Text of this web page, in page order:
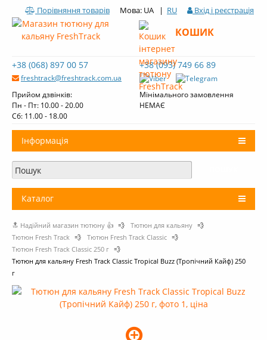
Порівняння товарів Мова: UA | RU Вхід і реєстрація
+38 (068) 897 00 57
freshtrack@freshtrack.com.ua
+38 (093) 749 66 89
Прийом дзвінків:
Пн - Пт: 10.00 - 20.00
Cб: 11.00 - 18.00
Мінімального замовлення
НЕМАЄ
КОШИК
Інформація
Про нас
Доставка і оплата
Огляди тютюну Fresh Track
Каталог
Тютюн для кальяну
Вугілля для кальяну
Комплектуючі для кальяну
🔝 Надійний магазин тютюну 👍 💨 Тютюн для кальяну 💨
Тютюн Fresh Track 💨 Тютюн Fresh Track Classic 💨
Тютюн Fresh Track Classic 250 г 💨
Тютюн для кальяну Fresh Track Classic Tropical Buzz (Тропічний Кайф) 250
г